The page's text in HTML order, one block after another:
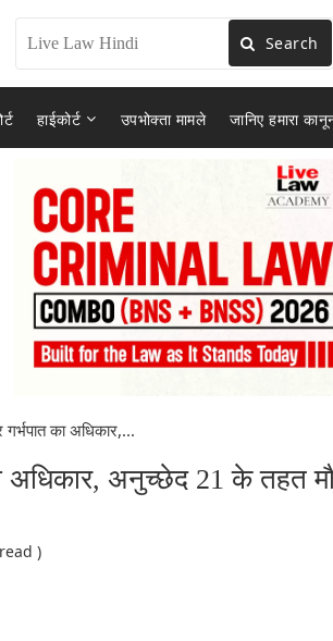
Search
हाईकोर्ट उपभोक्ता मामले जानिए हमारा
का अधिकार,...
अनुच्छेद 21 के तहत
)